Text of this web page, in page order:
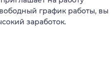
график работы, вы
заработок.